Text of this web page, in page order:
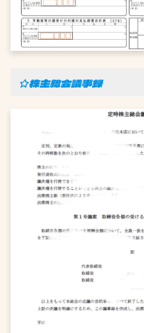
☆株主総会議事録